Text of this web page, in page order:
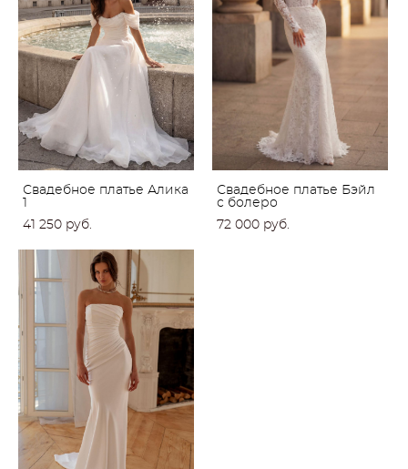
Свадебное платье Алика
41 250 pуб.
Свадебное платье Бэйл
с болеро
72 000 pуб.